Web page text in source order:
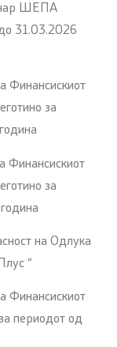
ШЕПА
31.03.2026
Финансискиот
за
Финансискиот
за
на Одлука
“
Финансискиот
периодот од